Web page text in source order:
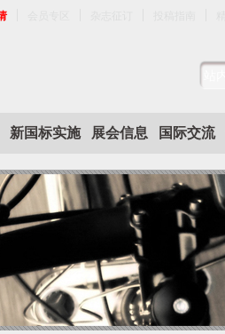
新国标实施 展会信息 国际交流